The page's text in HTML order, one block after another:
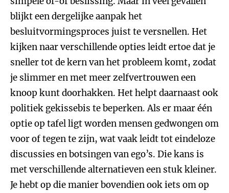
blijkt een dergelijke aanpak het
besluitvormingsproces juist te versnellen. Het
kijken naar verschillende opties leidt ertoe dat je
sneller tot de kern van het probleem komt, zodat
je slimmer en met meer zelfvertrouwen een
knoop kunt doorhakken. Het helpt daarnaast ook
politiek gekissebis te beperken. Als er maar één
optie op tafel ligt worden mensen gedwongen om
voor of tegen te zijn, wat vaak leidt tot eindeloze
discussies en botsingen van ego’s. Die kans is
met verschillende alternatieven een stuk kleiner.
Je hebt op die manier bovendien ook iets om op